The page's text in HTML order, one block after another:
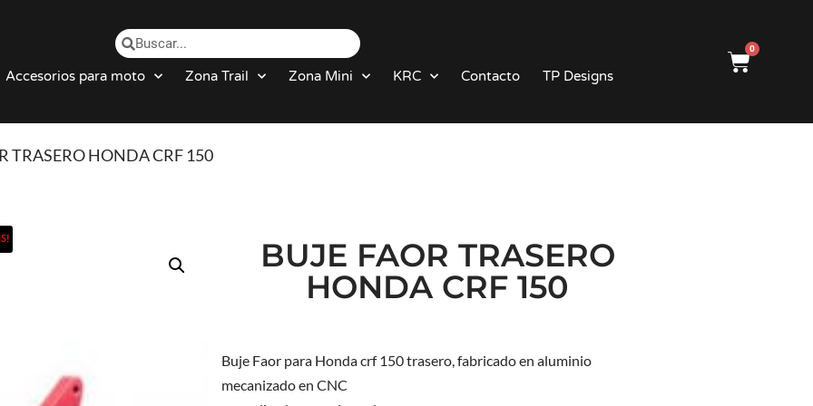
Accesorios para moto Zona Trail Zona Mini KRC Contacto TP Designs
0
TRASERO HONDA CRF 150
BUJE FAOR TRASERO
HONDA CRF 150
Buje Faor para Honda crf 150 trasero, fabricado en aluminio
mecanizado en CNC